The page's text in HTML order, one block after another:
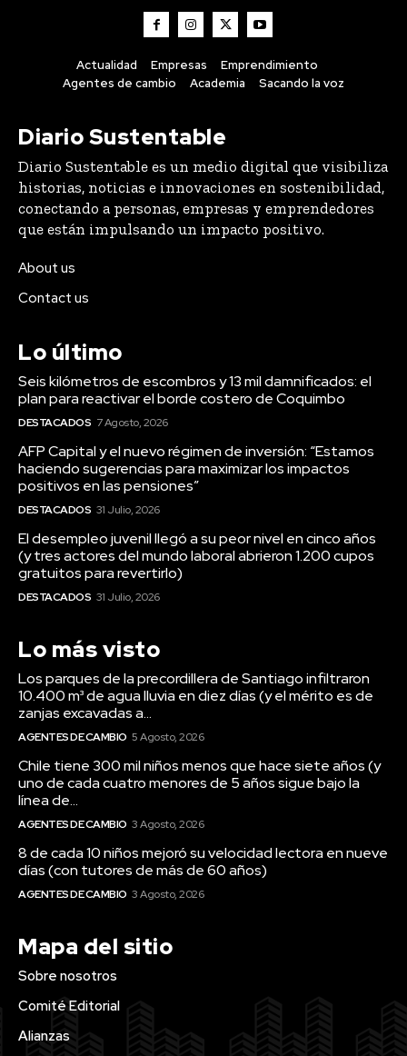
Actualidad Empresas
Emprendimiento
Agentes de cambio
Academia Sacando la voz
Diario Sustentable
Diario Sustentable es un medio digital que visibiliza
historias, noticias e innovaciones en sostenibilidad,
conectando a personas, empresas y emprendedores
que están impulsando un impacto positivo.
About us
Contact us
Lo último
Seis kilómetros de escombros y 13 mil damnificados: el
plan para reactivar el borde costero de Coquimbo
DESTACADOS 7 Agosto, 2026
AFP Capital y el nuevo régimen de inversión: “Estamos
haciendo sugerencias para maximizar los impactos
positivos en las pensiones”
DESTACADOS 31 Julio, 2026
El desempleo juvenil llegó a su peor nivel en cinco años
(y tres actores del mundo laboral abrieron 1.200 cupos
gratuitos para revertirlo)
DESTACADOS 31 Julio, 2026
Lo más visto
Los parques de la precordillera de Santiago infiltraron
10.400 m³ de agua lluvia en diez días (y el mérito es de
zanjas excavadas a...
AGENTES DE CAMBIO 5 Agosto, 2026
Chile tiene 300 mil niños menos que hace siete años (y
uno de cada cuatro menores de 5 años sigue bajo la
línea de...
AGENTES DE CAMBIO 3 Agosto, 2026
8 de cada 10 niños mejoró su velocidad lectora en nueve
días (con tutores de más de 60 años)
AGENTES DE CAMBIO 3 Agosto, 2026
Mapa del sitio
Sobre nosotros
Comité Editorial
Alianzas